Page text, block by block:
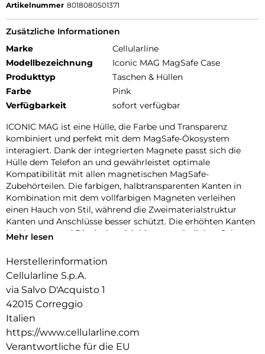
Artikelnummer 8018080501371
Zusätzliche Informationen
Marke
Cellularline
Modellbezeichnung
Iconic MAG MagSafe Case
Produkttyp
Taschen & Hüllen
Farbe
Pink
Verfügbarkeit
sofort verfügbar
ICONIC MAG ist eine Hülle, die Farbe und Transparenz
kombiniert und perfekt mit dem MagSafe-Ökosystem
interagiert. Dank der integrierten Magnete passt sich die
Hülle dem Telefon an und gewährleistet optimale
Kompatibilität mit allen magnetischen MagSafe-
Zubehörteilen. Die farbigen, halbtransparenten Kanten in
Kombination mit dem vollfarbigen Magneten verleihen
einen Hauch von Stil, während die Zweimaterialstruktur
Kanten und Anschlüsse besser schützt. Die erhöhten Kanten
im Kamera- und Displaybereich bieten zusätzlichen Schutz
geschützt und immer einsatzbereit mit dem MagSafe-
Mehr lesen
Herstellerinformation
Cellularline S.p.A.
via Salvo D'Acquisto 1
42015 Correggio
Italien
https://www.cellularline.com
Verantwortliche für die EU